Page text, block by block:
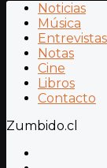
Noticias
Música
Entrevistas
Notas
Cine
Libros
Contacto
Zumbido.cl